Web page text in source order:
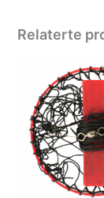
Relaterte